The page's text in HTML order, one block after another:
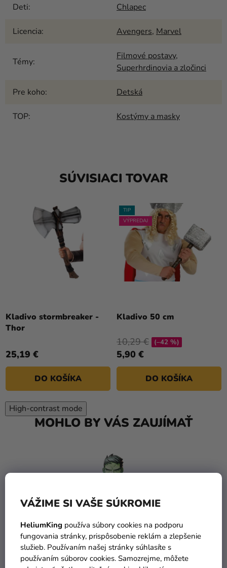
VÁŽIME SI VAŠE SÚKROMIE
HeliumKing používa súbory cookies na podporu
fungovania stránky, prispôsobenie reklám a zlepšenie
služieb. Používaním našej stránky súhlasíte s
používaním súborov cookies. Samozrejme, môžete
Deti: Chlapec
Licencia: Avengers, Marvel
Témy:
Filmové postavy,
Superhrdinovia a zločinci
Pre koho: Detská
TOP: Kostýmy a masky
SÚVISIACI TOVAR
Kladivo stormbreaker -
Thor
25,19 €
DO KOŠÍKA
TIP
VÝPREDAJ
Kladivo 50 cm
5,90 €
10,29 € (–42 %)
DO KOŠÍKA
High-contrast mode
MOHLO BY VÁS ZAUJÍMAŤ